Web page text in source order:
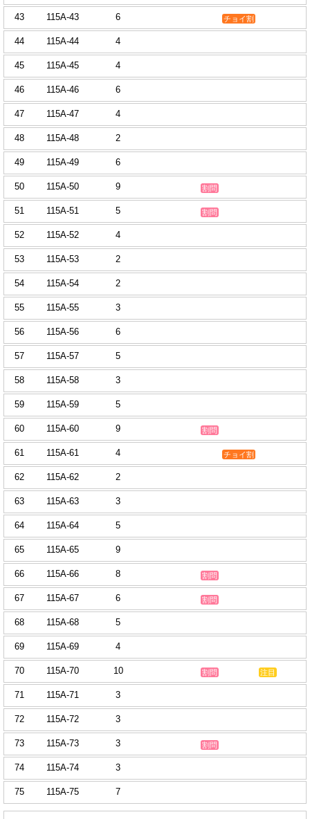
43 115A-43 6 チョイ割
44 115A-44 4
45 115A-45 4
46 115A-46 6
47 115A-47 4
48 115A-48 2
49 115A-49 6
50 115A-50 9 割問
51 115A-51 5 割問
52 115A-52 4
53 115A-53 2
54 115A-54 2
55 115A-55 3
56 115A-56 6
57 115A-57 5
58 115A-58 3
59 115A-59 5
60 115A-60 9 割問
61 115A-61 4 チョイ割
62 115A-62 2
63 115A-63 3
64 115A-64 5
65 115A-65 9
66 115A-66 8 割問
67 115A-67 6 割問
68 115A-68 5
69 115A-69 4
70 115A-70 10 割問 注目
71 115A-71 3
72 115A-72 3
73 115A-73 3 割問
74 115A-74 3
75 115A-75 7